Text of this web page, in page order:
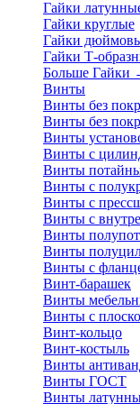
Гайки
Гайки круглые
Гайки
Гайки Т-
Больше Гайки
Винты
Винты без
Винты без
Винты
Винты с
Винты
Винты с
Винты с
Винты с
Винты
Винты
Винты с
Винт-барашек
Винты
Винты с
Винт-кольцо
Винт-костыль
Винты
Винты ГОСТ
Винты